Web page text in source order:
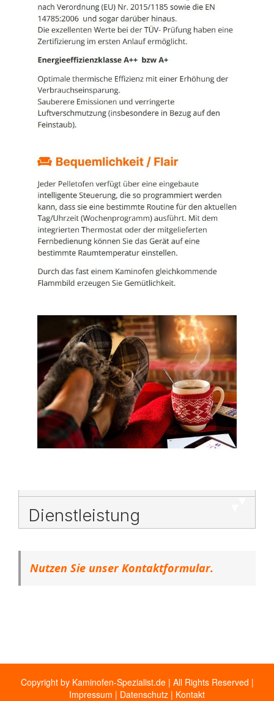
Dienstleistung
Nutzen Sie unser Kontaktformular.
Copyright by Kaminofen-Spezialist.de | All Rights Reserved |
Impressum | Datenschutz | Kontakt